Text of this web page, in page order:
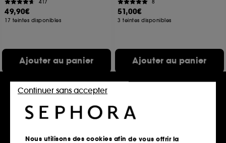
417
49,90€
17 teintes disponibles
Ajouter au panier
8
51,00€
3 teintes disponibles
Ajouter au panier
Nous utilisons des cookies afin de vous offrir la
Continuer sans accepter